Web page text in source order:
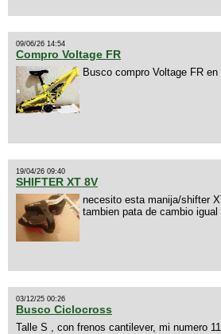
09/06/26 14:54
Compro Voltage FR
Busco compro Voltage FR
19/04/26 09:40
SHIFTER XT 8V
necesito esta manija/shifter
tambien pata de cambio igual
03/12/25 00:26
Busco Ciclocross
Talle S , con frenos cantilever, mi numero